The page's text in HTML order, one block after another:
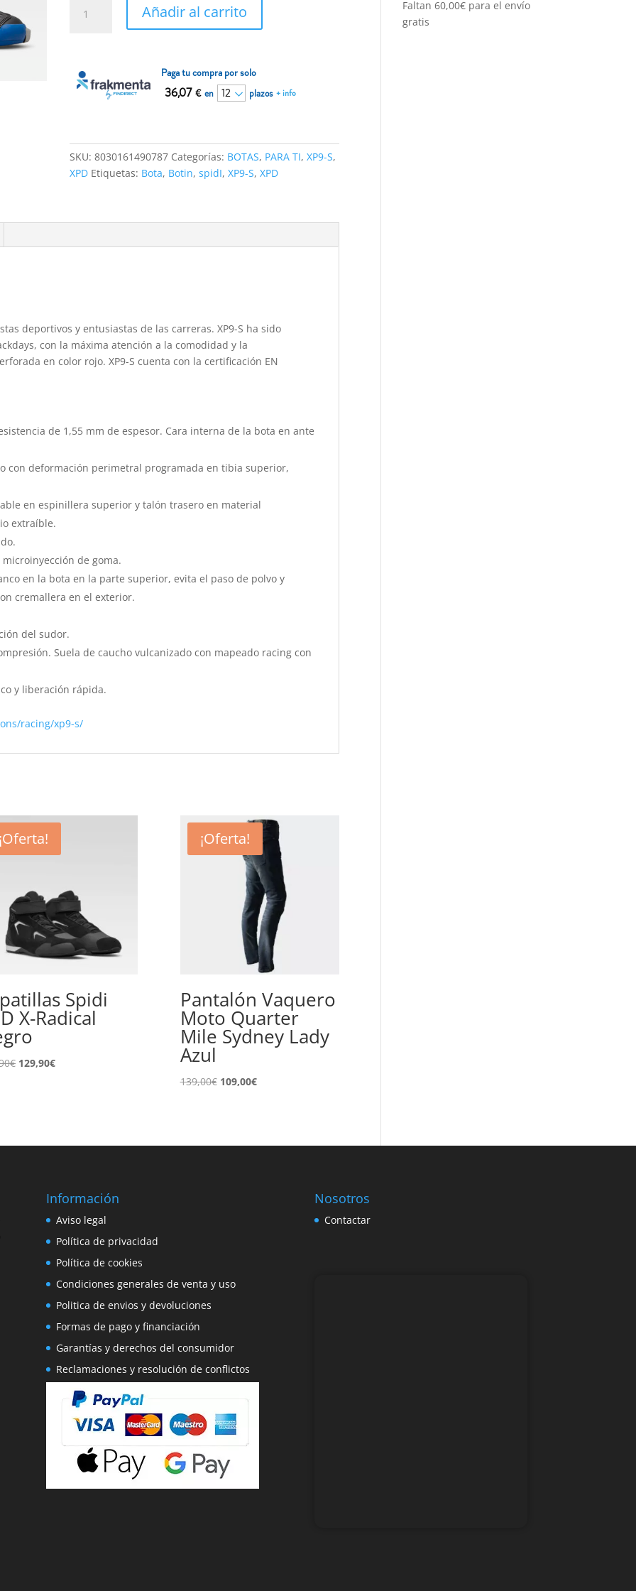
Spidi
Negro
Añadir al carrito
Paga tu compra por solo
36,07 € en plazos + info
SKU:8030161490787 Categorías: BOTAS, PARA TI,XP9-S,
XPD Etiquetas: Bota, Botin,spidI,XP9-S,XPD
deportivos y entusiastas de las carreras. XP9-S ha sido
con la máxima atención a la comodidad y la
en color rojo. XP9-S cuenta con la certificación EN
de 1,55 mm de espesor. Cara interna de la bota en ante
con deformación perimetral programada en tibia superior,
en espinillera superior y talón trasero en material
extraíble.
de goma.
en la bota en la parte superior, evita el paso de polvo y
cremallera en el exterior.
del sudor.
Suela de caucho vulcanizado con mapeado racing con
y liberación rápida.
racing/xp9-s/
¡Oferta!
Spidi
X-Radical
€ El
129,90€El
¡Oferta!
Pantalón Vaquero
Moto Quarter
Mile Sydney Lady
Azul
139,00€ El
139,00€.
109,00€El
109,00€.
Faltan60,00€ para el envío
gratis
Información
Aviso legal
Política de privacidad
Política de cookies
Condiciones generales de venta y uso
Politica de envios y devoluciones
Formas de pago y financiación
Garantías y derechos del consumidor
Reclamaciones y resolución de conflictos
Nosotros
Contactar